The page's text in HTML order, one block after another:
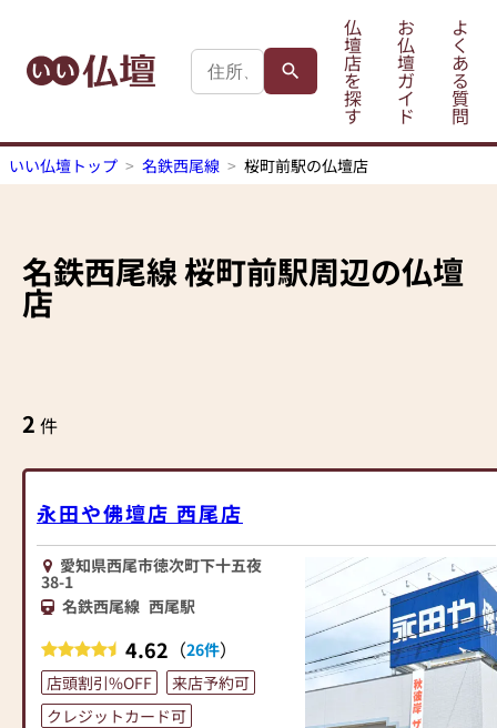
仏
壇
店
を
探
す
お
仏
壇
ガ
イ
ド
よ
く
あ
る
質
問
いい仏壇トップ 名鉄西尾線 桜町前駅の仏壇店
名鉄西尾線桜町前駅周辺の仏壇
店
2 件
永田や佛壇店 西尾店
愛知県西尾市徳次町下十五夜
38-1
名鉄西尾線 西尾駅
4.62 （26件）
店頭割引%OFF
来店予約可
クレジットカード可